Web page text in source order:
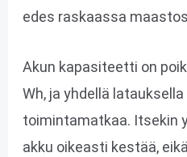
edes raskaassa
Akun kapasiteetti on
Wh, ja yhdellä
toimintamatkaa. Itsekin
akku oikeasti kestää,